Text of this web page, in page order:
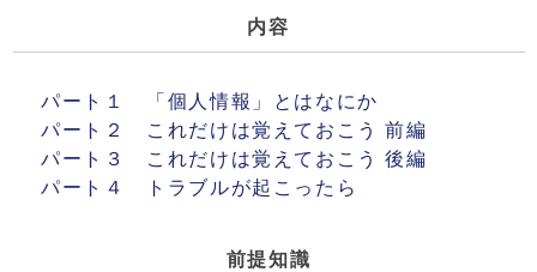
内容
パート１ 「個人情報」とはなにか
パート２ これだけは覚えておこう 前編
パート３ これだけは覚えておこう 後編
パート４ トラブルが起こったら
前提知識